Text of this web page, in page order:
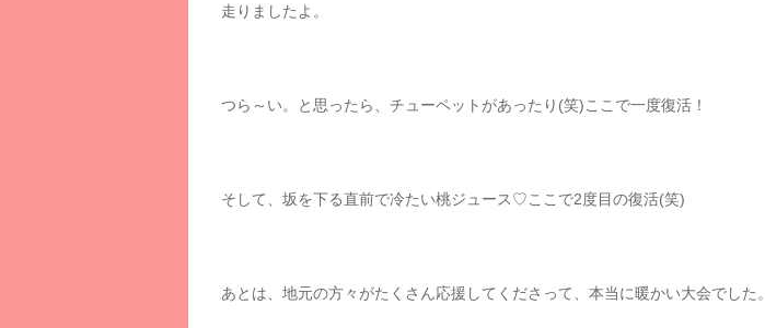
走りましたよ。
つら～い。と思ったら、チューペットがあったり(笑)ここで一度復活！
そして、坂を下る直前で冷たい桃ジュース♡ここで2度目の復活(笑)
あとは、地元の方々がたくさん応援してくださって、本当に暖かい大会でした。